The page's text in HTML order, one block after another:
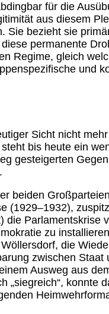
für die
aus diesem
bezieht sie
permanente
Regime, gleich
und
Sicht nicht
bis heute ein
gesteigerten
beiden
Parlamentskrise
zu
die
zwischen
Ausweg aus
konnte